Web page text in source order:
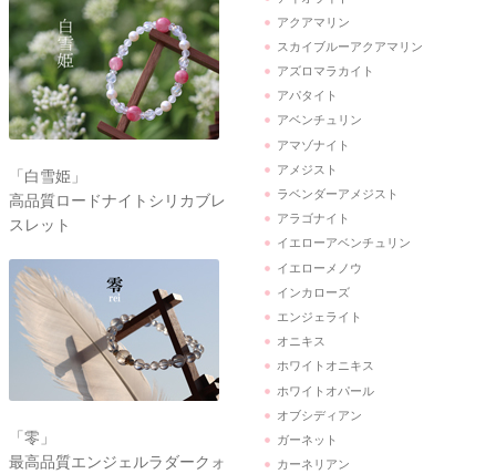
「白雪姫」
高品質ロードナイトシリカブレ
スレット
「零」
最高品質エンジェルラダークォ
アクアマリン
スカイブルーアクアマリン
アズロマラカイト
アパタイト
アベンチュリン
アマゾナイト
アメジスト
ラベンダーアメジスト
アラゴナイト
イエローアベンチュリン
イエローメノウ
インカローズ
エンジェライト
オニキス
ホワイトオニキス
ホワイトオパール
オブシディアン
ガーネット
カーネリアン